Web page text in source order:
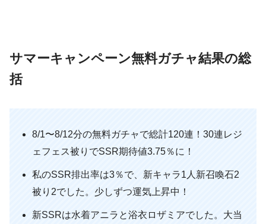
サマーキャンペーン無料ガチャ結果の総
括
8/1〜8/12分の無料ガチャで総計120連！30連レジ
ェフェス被りでSSR期待値3.75％に！
私のSSR排出率は3％で、新キャラ1人新召喚石2
被り2でした。少しずつ運気上昇中！
新SSRは水着アニラと浴衣ロザミアでした。大当